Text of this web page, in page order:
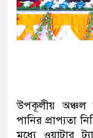
উপকূলীয় অঞ্চল
পানির প্রাপ্যতা
মধ্যে ওয়াটার